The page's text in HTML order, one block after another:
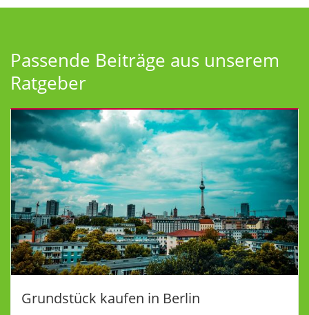
Passende Beiträge aus unserem
Ratgeber
Grundstück kaufen in Berlin